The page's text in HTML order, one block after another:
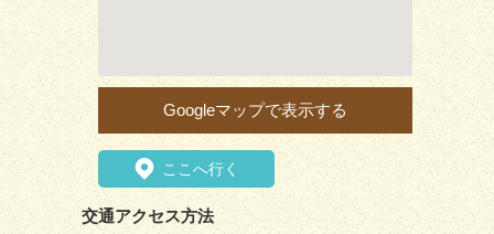
Googleマップで表示する
ここへ行く
交通アクセス方法